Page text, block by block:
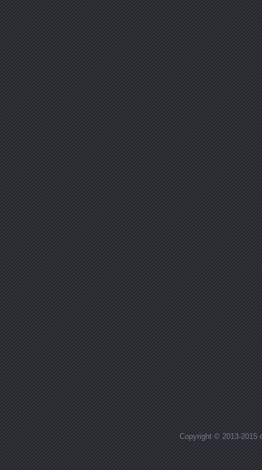
Copyright © 2013-2015